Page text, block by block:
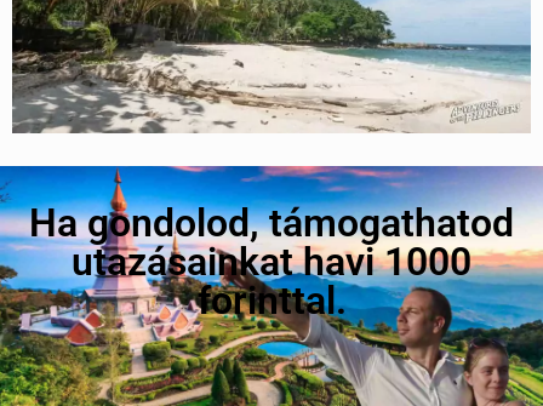
Ha gondolod, támogathatod
utazásainkat havi 1000
forinttal.